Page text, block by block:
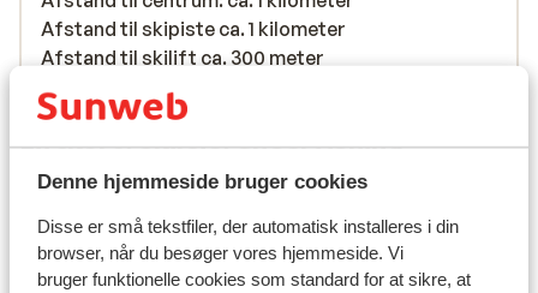
Denne hjemmeside bruger cookies
Disse er små tekstfiler, der automatisk installeres i din
browser, når du besøger vores hjemmeside. Vi
bruger funktionelle cookies som standard for at sikre, at
Afstand til skipiste ca. 1 kilometer
Afstand til skilift ca. 300 meter
Rolig beliggenhed
Liftkort/skileje/undervisning
Undervisning